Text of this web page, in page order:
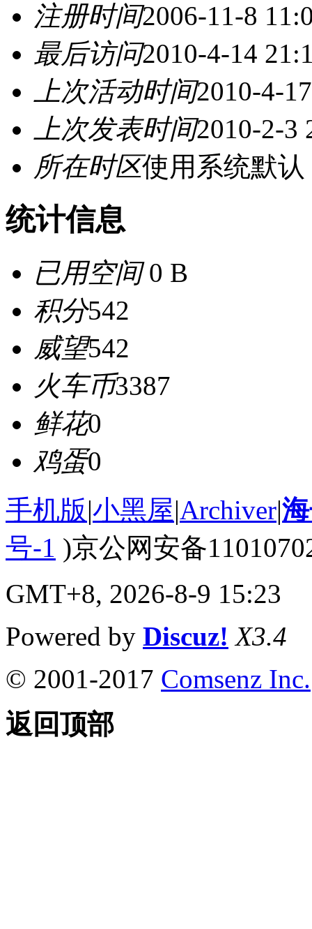
注册时间2006-11-8
最后访问2010-4-14
上次活动时间2010-4-
上次发表时间2010-2-3
所在时区使用系统默认
统计信息
已用空间0 B
积分542
威望542
火车币3387
鲜花0
鸡蛋0
手机版|小黑屋|Archiver|
号-1 )京公网安备
GMT+8, 2026-8-9 15:23
Powered by Discuz! X3.4
© 2001-2017 Comsenz Inc.
返回顶部